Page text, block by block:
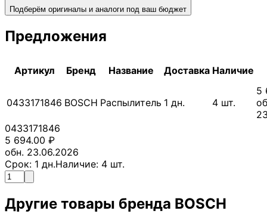
Подберём оригиналы и аналоги под ваш бюджет
Предложения
Артикул Бренд Название Доставка Наличие
0433171846 BOSCH Распылитель 1 дн. 4 шт.
5
0433171846
5 694.00 ₽
обн. 23.06.2026
Срок: 1 дн.Наличие: 4 шт.
Другие товары бренда BOSCH